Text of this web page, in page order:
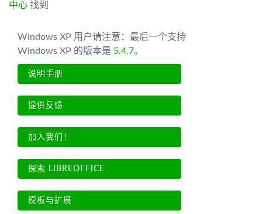
中心 找到
Windows XP 用户请注意：最后一个支持
Windows XP 的版本是 5.4.7。
说明手册
提供反馈
加入我们！
探索 LIBREOFFICE
模板与扩展